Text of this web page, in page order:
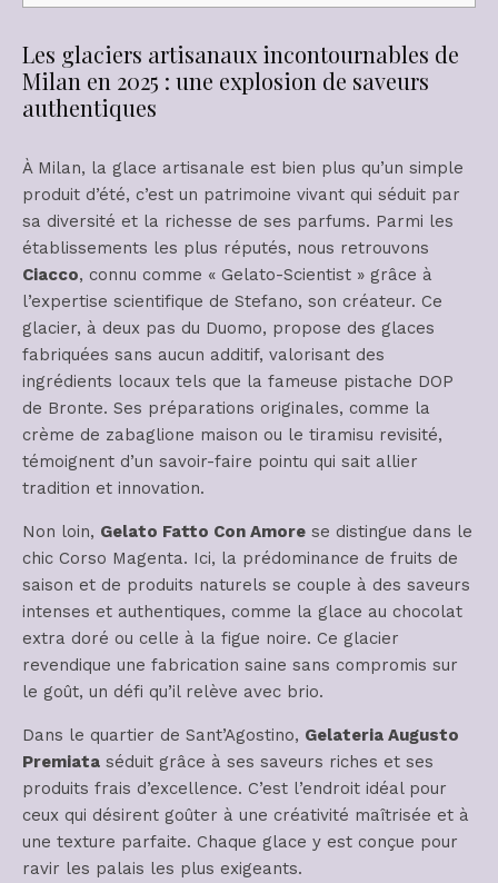
Les glaciers artisanaux incontournables de
Milan en 2025 : une explosion de saveurs
authentiques
À Milan, la glace artisanale est bien plus qu’un simple
produit d’été, c’est un patrimoine vivant qui séduit par
sa diversité et la richesse de ses parfums. Parmi les
établissements les plus réputés, nous retrouvons
Ciacco, connu comme « Gelato-Scientist » grâce à
l’expertise scientifique de Stefano, son créateur. Ce
glacier, à deux pas du Duomo, propose des glaces
fabriquées sans aucun additif, valorisant des
ingrédients locaux tels que la fameuse pistache DOP
de Bronte. Ses préparations originales, comme la
crème de zabaglione maison ou le tiramisu revisité,
témoignent d’un savoir-faire pointu qui sait allier
tradition et innovation.
Non loin, Gelato Fatto Con Amore se distingue dans le
chic Corso Magenta. Ici, la prédominance de fruits de
saison et de produits naturels se couple à des saveurs
intenses et authentiques, comme la glace au chocolat
extra doré ou celle à la figue noire. Ce glacier
revendique une fabrication saine sans compromis sur
le goût, un défi qu’il relève avec brio.
Dans le quartier de Sant’Agostino, Gelateria Augusto
Premiata séduit grâce à ses saveurs riches et ses
produits frais d’excellence. C’est l’endroit idéal pour
ceux qui désirent goûter à une créativité maîtrisée et à
une texture parfaite. Chaque glace y est conçue pour
ravir les palais les plus exigeants.